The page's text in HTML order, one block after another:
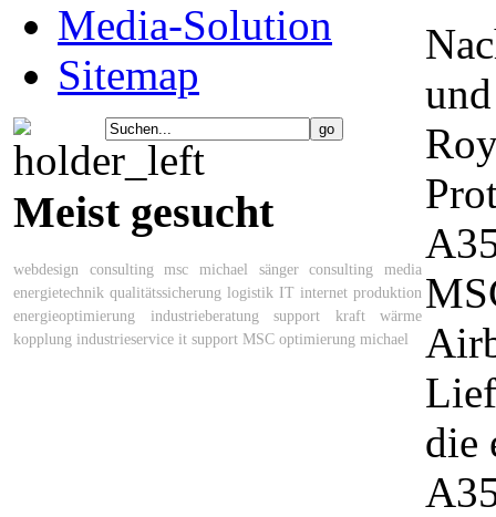
Media-Solution
Sitemap
Meist gesucht
webdesign consulting msc michael sänger consulting
media
energietechnik qualitätssicherung logistik IT internet produktion
energieoptimierung
industrieberatung support
kraft wärme
kopplung industrieservice it support MSC optimierung michael
die